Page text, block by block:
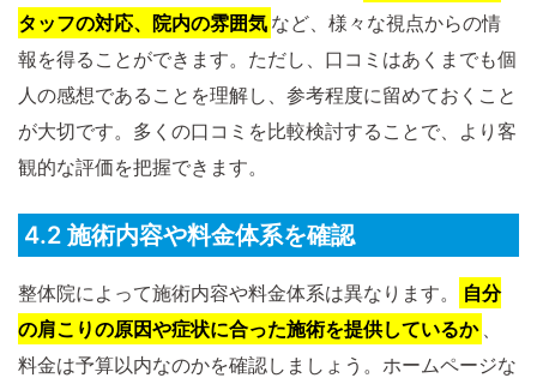
タッフの対応、院内の雰囲気 など、様々な視点からの情
報を得ることができます。ただし、口コミはあくまでも個
人の感想であることを理解し、参考程度に留めておくこと
が大切です。多くの口コミを比較検討することで、より客
観的な評価を把握できます。
4.2 施術内容や料金体系を確認
整体院によって施術内容や料金体系は異なります。
自分
の肩こりの原因や症状に合った施術を提供しているか 、
料金は予算以内なのかを確認しましょう。ホームページな